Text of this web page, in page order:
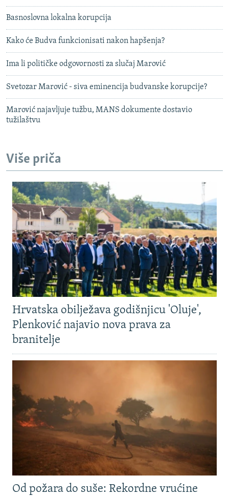
Basnoslovna lokalna korupcija
Kako će Budva funkcionisati nakon hapšenja?
Ima li političke odgovornosti za slučaj Marović
Svetozar Marović - siva eminencija budvanske korupcije?
Marović najavljuje tužbu, MANS dokumente dostavio
tužilaštvu
Više priča
Hrvatska obilježava godišnjicu 'Oluje',
Plenković najavio nova prava za
branitelje
Od požara do suše: Rekordne vrućine